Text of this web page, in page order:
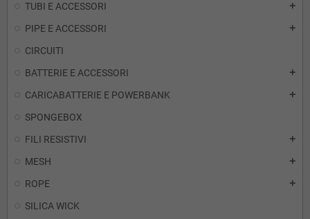
TUBI E ACCESSORI add
PIPE E ACCESSORI add
CIRCUITI
BATTERIE E ACCESSORI
add
CARICABATTERIE E POWERBANK add
SPONGEBOX
FILI RESISTIVI
add
MESH add
ROPE add
SILICA WICK